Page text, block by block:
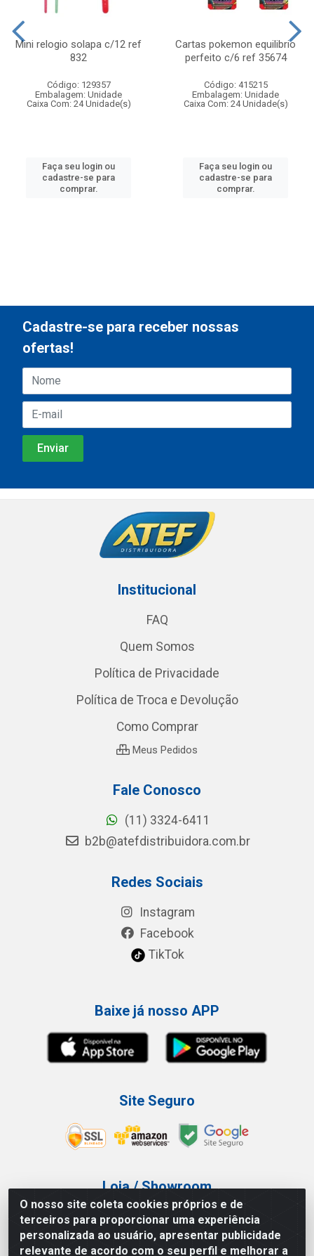
Mini relogio solapa c/12 ref
832
Código: 129357
Embalagem: Unidade
Caixa Com: 24 Unidade(s)
Faça seu login ou
cadastre-se para
comprar.
Cartas pokemon equilibrio
perfeito c/6 ref 35674
Código: 415215
Embalagem: Unidade
Caixa Com: 24 Unidade(s)
Faça seu login ou
cadastre-se para
comprar.
O nosso site coleta cookies próprios e de
terceiros para proporcionar uma experiência
personalizada ao usuário, apresentar publicidade
relevante de acordo com o seu perfil e melhorar a
Cadastre-se para receber nossas
ofertas!
Institucional
FAQ
Quem Somos
Política de Privacidade
Política de Troca e Devolução
Como Comprar
Meus Pedidos
Fale Conosco
(11) 3324-6411
b2b@atefdistribuidora.com.br
Redes Sociais
Instagram
Facebook
TikTok
Baixe já nosso APP
Site Seguro
Loja / Showroom
Tel.: (11) 3227-0546
Av Vautier, 587/597 - Pari - São Paulo/SP